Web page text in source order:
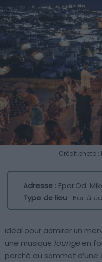
Crédit photo :
Adresse : Epar.Od.
Type de lieu : Bar à
Idéal pour admirer un
une musique loungeen
perché au sommet